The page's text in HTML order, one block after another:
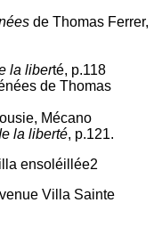
de Thomas Ferrer,
la liberté, p.118
de Thomas
Mécano
la liberté, p.121.
Villa Sainte